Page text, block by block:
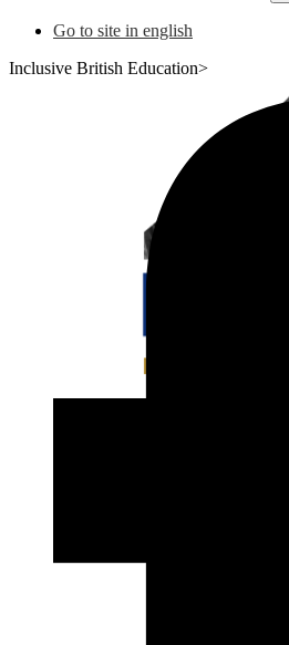
Go to site in english
Inclusive British Education>